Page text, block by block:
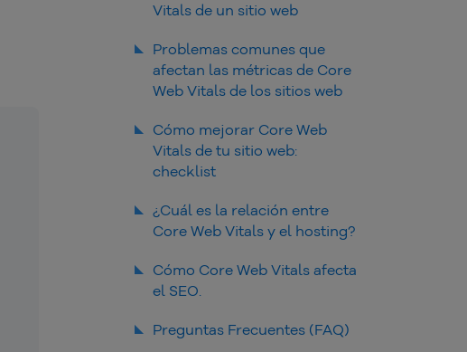
Vitals de un sitio web
Problemas comunes que
afectan las métricas de Core
Web Vitals de los sitios web
Cómo mejorar Core Web
Vitals de tu sitio web:
checklist
¿Cuál es la relación entre
Core Web Vitals y el hosting?
Cómo Core Web Vitals afecta
el SEO.
Preguntas Frecuentes (FAQ)